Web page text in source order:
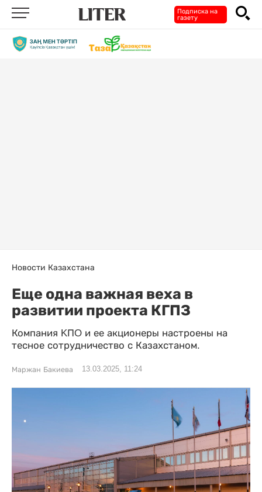
Подписка на
газету
Новости Казахстана
Еще одна важная веха в
развитии проекта КГПЗ
Компания KПO и ее акционеры настроены на
тесное сотрудничество с Казахстаном.
Маржан Бакиева 13.03.2025, 11:24